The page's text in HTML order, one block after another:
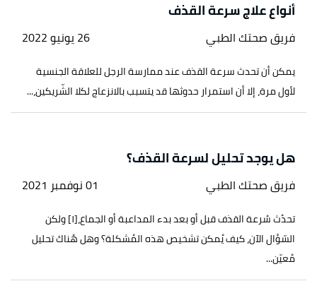
أنواع علاج سرعة القذف
فريق صحتك الطبي 26 يونيو 2022
يمكن أن تحدث سرعة القذف عند ممارسة الرجل للعلاقة الجنسية
لأول مرة، إلا أن استمرار حدوثها قد يتسبب بالانزعاج لكلا الشّريكين،...
هل يوجد تحليل لسرعة القذف؟
فريق صحتك الطبي 01 نوفمبر 2021
تحدُث سُرعة القذف قبل أو بعد بدء المداعبة أو الجماع،[١] ولكن
السّؤال الآن، كيف يُمكن تشخيص هذه المُشكلة؟ وهل هُناك تحليل
مُعيّن...